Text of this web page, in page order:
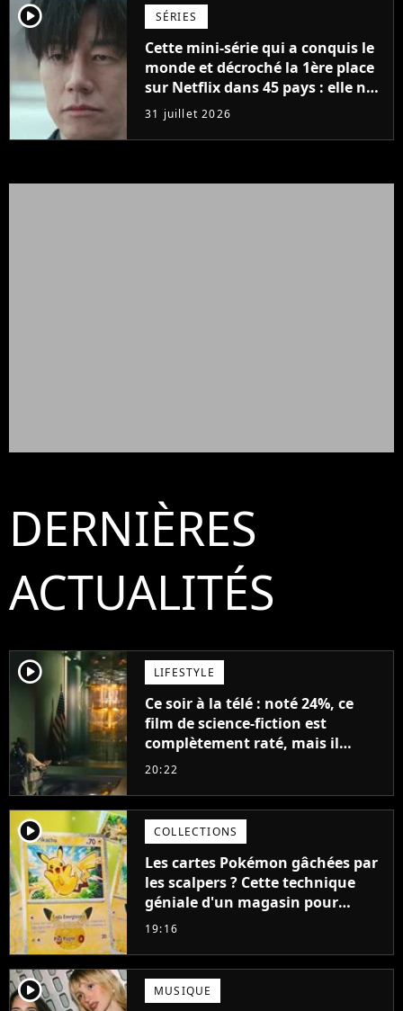
player2 SÉRIES
Cette mini-série qui a conquis le
monde et décroché la 1ère place
sur Netflix dans 45 pays : elle ne
compte que 10 épisodes et c'est
un phénomène mondial
31 juillet 2026
DERNIÈRES
ACTUALITÉS
player2 LIFESTYLE
Ce soir à la télé : noté 24%, ce
film de science-fiction est
complètement raté, mais il
aurait pu être encore pire à
20:22
player2 COLLECTIONS
Les cartes Pokémon gâchées par
les scalpers ? Cette technique
géniale d'un magasin pour
ruiner les revendeurs
19:16
player2 MUSIQUE